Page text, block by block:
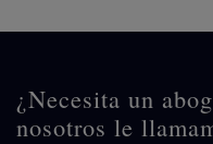
¿Necesita un
nosotros le